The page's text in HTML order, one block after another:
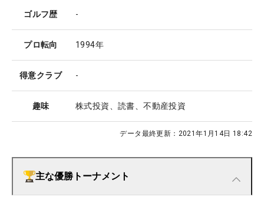
ゴルフ歴 -
プロ転向 1994年
得意クラブ -
趣味 株式投資、読書、不動産投資
データ最終更新： 2021年1月14日 18:42
主な優勝トーナメント